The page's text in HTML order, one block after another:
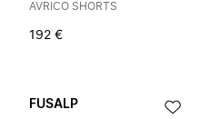
AVRICO SHORTS
192 €
FUSALP